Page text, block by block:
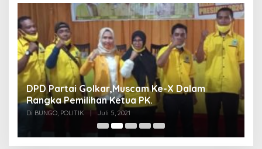
DPD Partai Golkar,Muscam Ke-X Dalam
Rangka Pemilihan Ketua PK.
Di BUNGO, POLITIK | Juli 5, 2021